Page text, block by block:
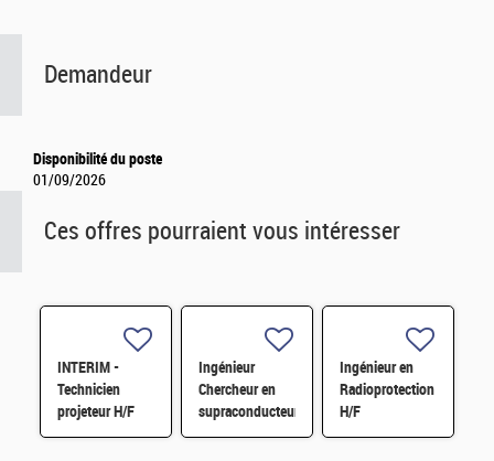
Demandeur
Disponibilité du poste
01/09/2026
Ces offres pourraient vous intéresser
INTERIM -
Technicien
projeteur H/F
Ingénieur
Chercheur en
supraconducteur
pour le
Ingénieur en
Radioprotection
H/F